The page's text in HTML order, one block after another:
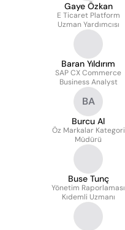
Gaye Özkan
E Ticaret Platform
Uzman Yardımcısı
Baran Yıldırım
SAP CX Commerce
Business Analyst
BA
Burcu Al
Öz Markalar Kategori
Müdürü
Buse Tunç
Yönetim Raporlaması
Kıdemli Uzmanı